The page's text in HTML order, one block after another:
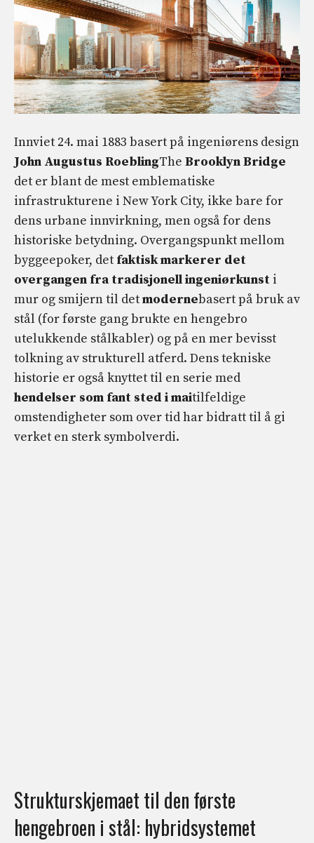
Innviet 24. mai 1883 basert på ingeniørens design
John Augustus RoeblingThe Brooklyn Bridge
det er blant de mest emblematiske
infrastrukturene i New York City, ikke bare for
dens urbane innvirkning, men også for dens
historiske betydning. Overgangspunkt mellom
byggeepoker, det faktisk markerer det
overgangen fra tradisjonell ingeniørkunst i
mur og smijern til detmodernebasert på bruk av
stål (for første gang brukte en hengebro
utelukkende stålkabler) og på en mer bevisst
tolkning av strukturell atferd. Dens tekniske
historie er også knyttet til en serie med
hendelser som fant sted i maitilfeldige
omstendigheter som over tid har bidratt til å gi
verket en sterk symbolverdi.
Strukturskjemaet til den første
hengebroen i stål: hybridsystemet